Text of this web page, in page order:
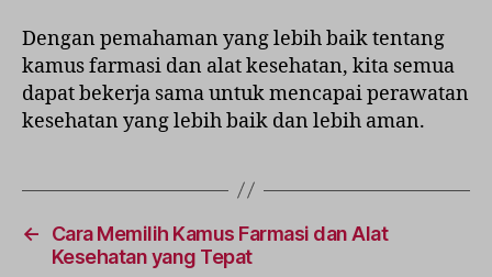
Dengan pemahaman yang lebih baik tentang
kamus farmasi dan alat kesehatan, kita semua
dapat bekerja sama untuk mencapai perawatan
kesehatan yang lebih baik dan lebih aman.
←
Cara Memilih Kamus Farmasi dan Alat
Kesehatan yang Tepat